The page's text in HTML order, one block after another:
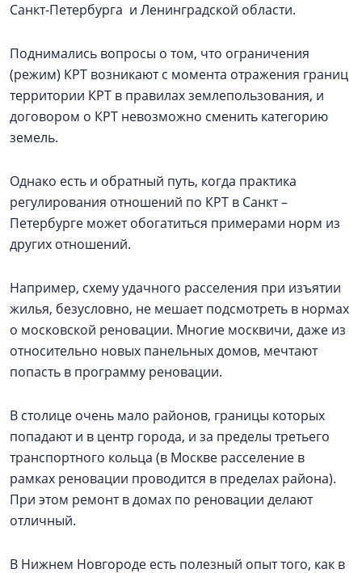
Санкт-Петербурга и Ленинградской области.
Поднимались вопросы о том, что ограничения
(режим) КРТ возникают с момента отражения границ
территории КРТ в правилах землепользования, и
договором о КРТ невозможно сменить категорию
земель.
Однако есть и обратный путь, когда практика
регулирования отношений по КРТ в Санкт –
Петербурге может обогатиться примерами норм из
других отношений.
Например, схему удачного расселения при изъятии
жилья, безусловно, не мешает подсмотреть в нормах
о московской реновации. Многие москвичи, даже из
относительно новых панельных домов, мечтают
попасть в программу реновации.
В столице очень мало районов, границы которых
попадают и в центр города, и за пределы третьего
транспортного кольца (в Москве расселение в
рамках реновации проводится в пределах района).
При этом ремонт в домах по реновации делают
отличный.
В Нижнем Новгороде есть полезный опыт того, как в